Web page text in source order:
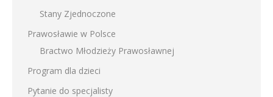
Stany Zjednoczone
Prawosławie w Polsce
Bractwo Młodzieży Prawosławnej
Program dla dzieci
Pytanie do specjalisty